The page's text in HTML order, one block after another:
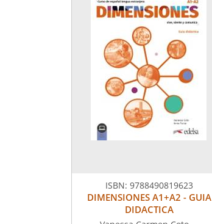
ISBN: 9788490819623
DIMENSIONES A1+A2 - GUIA
DIDACTICA